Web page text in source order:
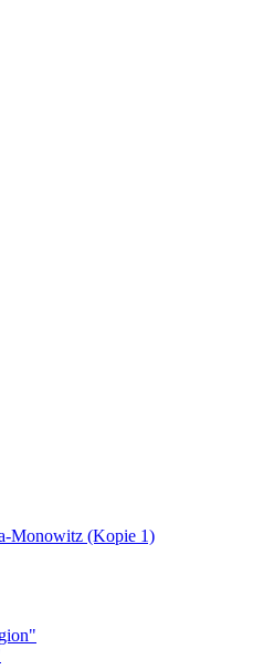
Monowitz (Kopie 1)